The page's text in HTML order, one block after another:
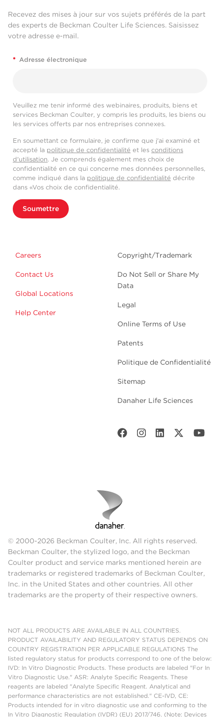
Recevez des mises à jour sur vos sujets préférés de la part
des experts de Beckman Coulter Life Sciences. Saisissez
votre adresse e-mail.
* Adresse électronique
Veuillez me tenir informé des webinaires, produits, biens et
services Beckman Coulter, y compris les produits, les biens ou
les services offerts par nos entreprises connexes.
En soumettant ce formulaire, je confirme que j'ai examiné et
accepté la politique de confidentialité et les conditions
d'utilisation. Je comprends également mes choix de
confidentialité en ce qui concerne mes données personnelles,
comme indiqué dans la politique de confidentialité décrite
dans «Vos choix de confidentialité.
Soumettre
Careers
Contact Us
Global Locations
Help Center
Copyright/Trademark
Do Not Sell or Share My
Data
Legal
Online Terms of Use
Patents
Politique de Confidentialité
Sitemap
Danaher Life Sciences
© 2000-2026 Beckman Coulter, Inc. All rights reserved.
Beckman Coulter, the stylized logo, and the Beckman
Coulter product and service marks mentioned herein are
trademarks or registered trademarks of Beckman Coulter,
Inc. in the United States and other countries. All other
trademarks are the property of their respective owners.
NOT ALL PRODUCTS ARE AVAILABLE IN ALL COUNTRIES.
PRODUCT AVAILABILITY AND REGULATORY STATUS DEPENDS ON
COUNTRY REGISTRATION PER APPLICABLE REGULATIONS The
listed regulatory status for products correspond to one of the below:
IVD: In Vitro Diagnostic Products. These products are labeled "For In
Vitro Diagnostic Use." ASR: Analyte Specific Reagents. These
reagents are labeled "Analyte Specific Reagent. Analytical and
performance characteristics are not established." CE-IVD, CE:
Products intended for in vitro diagnostic use and conforming to the
In Vitro Diagnostic Regulation (IVDR) (EU) 2017/746. (Note: Devices